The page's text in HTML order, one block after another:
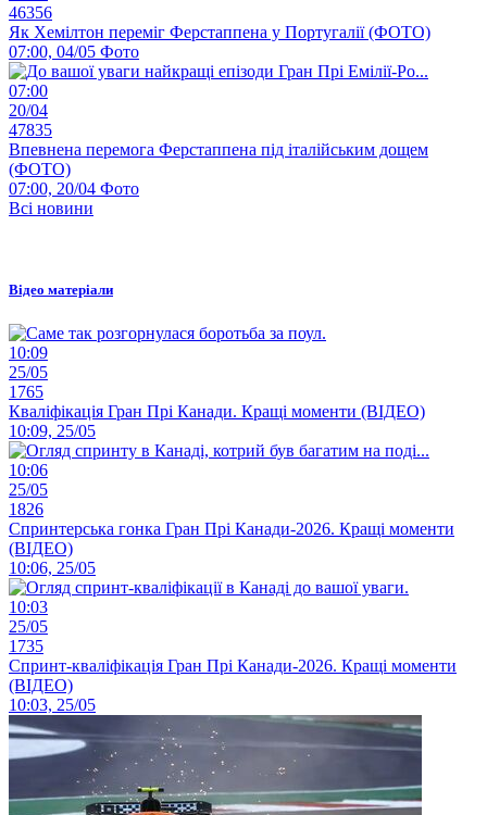
46356
Як Хемілтон переміг Ферстаппена у Португалії (ФОТО)
07:00, 04/05 Фото
07:00
20/04
47835
Впевнена перемога Ферстаппена під італійським дощем
(ФОТО)
07:00, 20/04 Фото
Всі новини
Відео матеріали
10:09
25/05
1765
Кваліфікація Гран Прі Канади. Кращі моменти (ВІДЕО)
10:09, 25/05
10:06
25/05
1826
Спринтерська гонка Гран Прі Канади-2026. Кращі моменти
(ВІДЕО)
10:06, 25/05
10:03
25/05
1735
Спринт-кваліфікація Гран Прі Канади-2026. Кращі моменти
(ВІДЕО)
10:03, 25/05